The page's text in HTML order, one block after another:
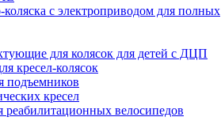
коляска с электроприводом для полных
для колясок для детей с ДЦП
кресел-колясок
подъемников
кресел
велосипедов